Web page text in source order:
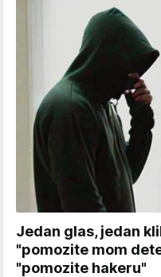
Jedan glas, jedan
"pomozite mom
"pomozite hakeru"